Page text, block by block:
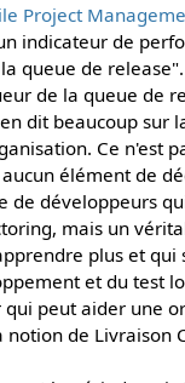
Project
indicateur de
queue de
de la queue de
dit beaucoup sur
Ce n'est
élément de
de développeurs
mais un
plus et qui
et du test
peut aider une
de Livraison